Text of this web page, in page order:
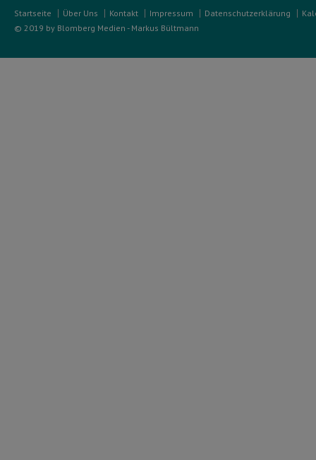
Startseite Über Uns Kontakt Impressum Datenschutzerklärung
© 2019 by Blomberg Medien - Markus Bültmann